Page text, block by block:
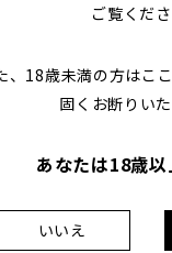
ゴ(VRP-102)/ラ
ご覧くだ
、18歳未満の方はこ
固くお断りい
あなたは18歳
いいえ